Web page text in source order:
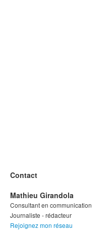
Contact
Mathieu Girandola
Consultant en communication
Journaliste - rédacteur
Rejoignez mon réseau